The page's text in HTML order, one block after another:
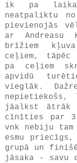
ik pa
neatpaliktu
pievienojās
ar Andreasu
brīžiem
ceļiem,
pa ceļiem
apvidū
vieglāk.
nepietiekošs,
jāalkst ātrāk
cīnīties par
vnk nebiju tam
esmu
grupā un
jāsaka - savu